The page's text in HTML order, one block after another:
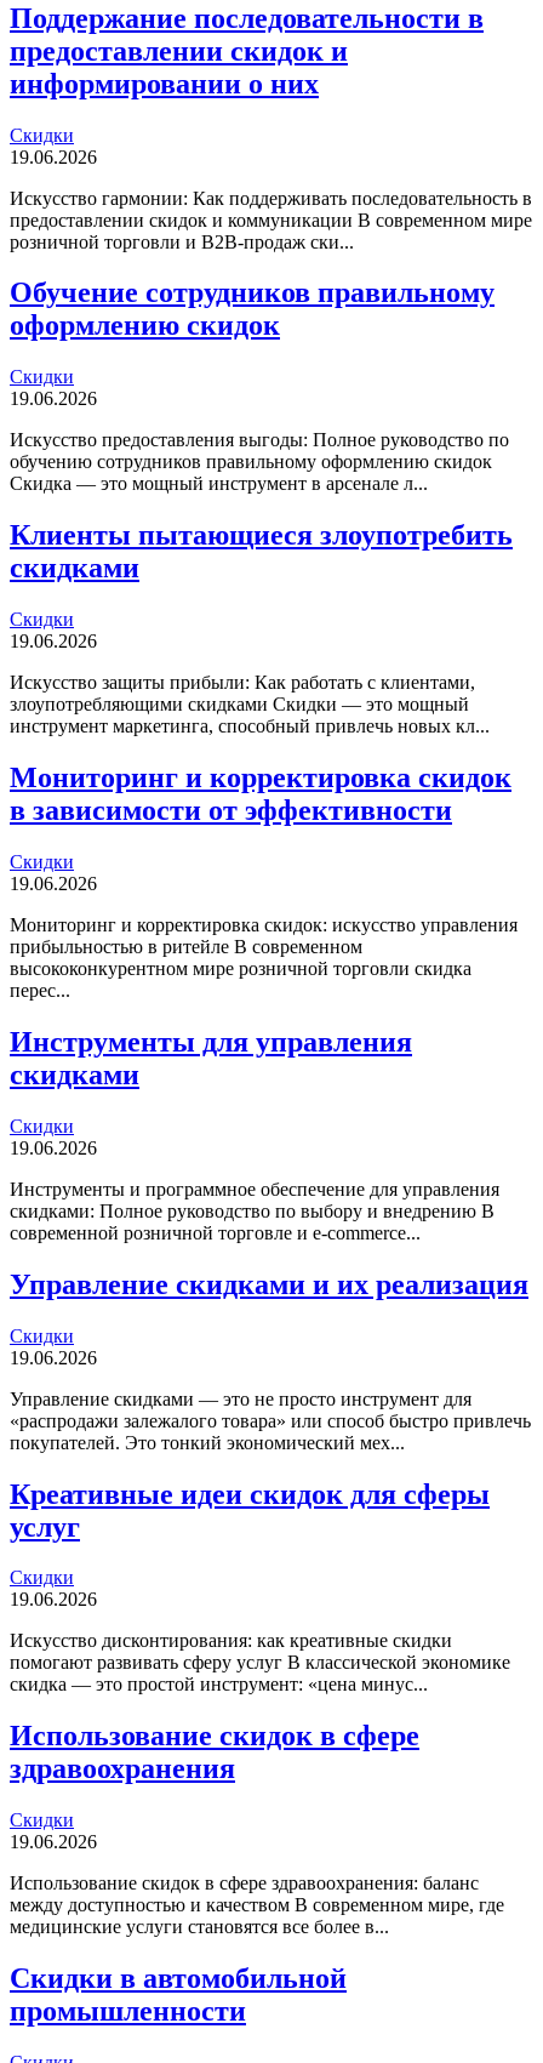
Поддержание последовательности в
предоставлении скидок и
информировании о них
Скидки
19.06.2026
Искусство гармонии: Как поддерживать последовательность в
предоставлении скидок и коммуникации В современном мире
розничной торговли и B2B-продаж ски...
Обучение сотрудников правильному
оформлению скидок
Скидки
19.06.2026
Искусство предоставления выгоды: Полное руководство по
обучению сотрудников правильному оформлению скидок
Скидка — это мощный инструмент в арсенале л...
Клиенты пытающиеся злоупотребить
скидками
Скидки
19.06.2026
Искусство защиты прибыли: Как работать с клиентами,
злоупотребляющими скидками Скидки — это мощный
инструмент маркетинга, способный привлечь новых кл...
Мониторинг и корректировка скидок
в зависимости от эффективности
Скидки
19.06.2026
Мониторинг и корректировка скидок: искусство управления
прибыльностью в ритейле В современном
высококонкурентном мире розничной торговли скидка
перес...
Инструменты для управления
скидками
Скидки
19.06.2026
Инструменты и программное обеспечение для управления
скидками: Полное руководство по выбору и внедрению В
современной розничной торговле и e-commerce...
Управление скидками и их реализация
Скидки
19.06.2026
Управление скидками — это не просто инструмент для
«распродажи залежалого товара» или способ быстро привлечь
покупателей. Это тонкий экономический мех...
Креативные идеи скидок для сферы
услуг
Скидки
19.06.2026
Искусство дисконтирования: как креативные скидки
помогают развивать сферу услуг В классической экономике
скидка — это простой инструмент: «цена минус...
Использование скидок в сфере
здравоохранения
Скидки
19.06.2026
Использование скидок в сфере здравоохранения: баланс
между доступностью и качеством В современном мире, где
медицинские услуги становятся все более в...
Скидки в автомобильной
промышленности